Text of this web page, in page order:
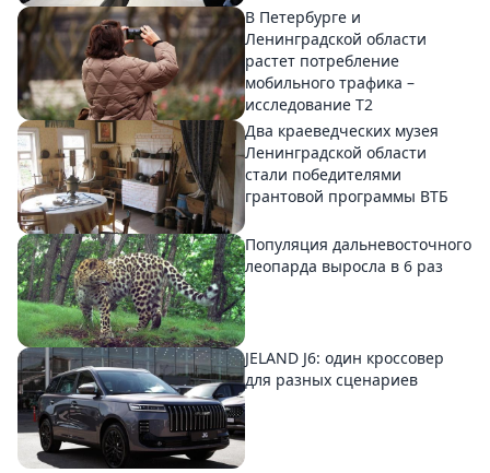
В Петербурге и
Ленинградской области
растет потребление
мобильного трафика –
исследование T2
Два краеведческих музея
Ленинградской области
стали победителями
грантовой программы ВТБ
Популяция дальневосточного
леопарда выросла в 6 раз
JELAND J6: один кроссовер
для разных сценариев